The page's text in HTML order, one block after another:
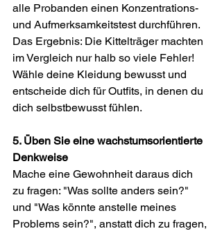
alle Probanden einen Konzentrations-
und Aufmerksamkeitstest durchführen.
Das Ergebnis: Die Kittelträger machten
im Vergleich nur halb so viele Fehler!
Wähle deine Kleidung bewusst und
entscheide dich für Outfits, in denen du
dich selbstbewusst fühlen.
5. Üben Sie eine wachstumsorientierte
Denkweise
Mache eine Gewohnheit daraus dich
zu fragen: "Was sollte anders sein?"
und "Was könnte anstelle meines
Problems sein?", anstatt dich zu fragen,